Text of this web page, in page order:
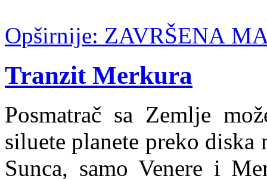
Opširnije: ZAVRŠENA
Tranzit Merkura
Posmatrač sa Zemlje
siluete planete preko diska
Sunca, samo Venere i